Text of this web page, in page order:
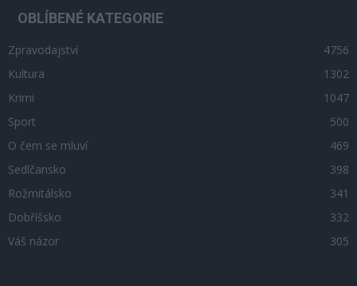
OBLÍBENÉ KATEGORIE
Zpravodajství
4756
Kultura
1302
Krimi
1047
Sport
500
O čem se mluví
469
Sedlčansko
398
Rožmitálsko
341
Dobříšsko
332
Váš názor
305